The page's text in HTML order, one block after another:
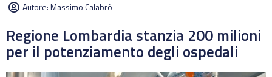
Autore:Massimo Calabrò
Regione Lombardia stanzia 200 milioni
per il potenziamento degli ospedali